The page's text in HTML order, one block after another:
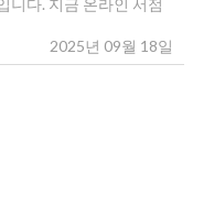
니다. 지금 온라인 서점
2025년 09월 18일